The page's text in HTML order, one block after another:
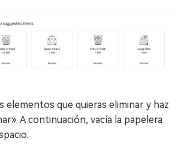
elementos que quieras eliminar y haz
A continuación, vacía la papelera